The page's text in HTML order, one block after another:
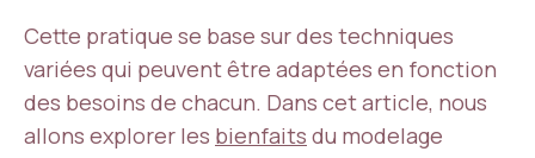
Cette pratique se base sur des techniques
variées qui peuvent être adaptées en fonction
des besoins de chacun. Dans cet article, nous
allons explorer les bienfaits du modelage